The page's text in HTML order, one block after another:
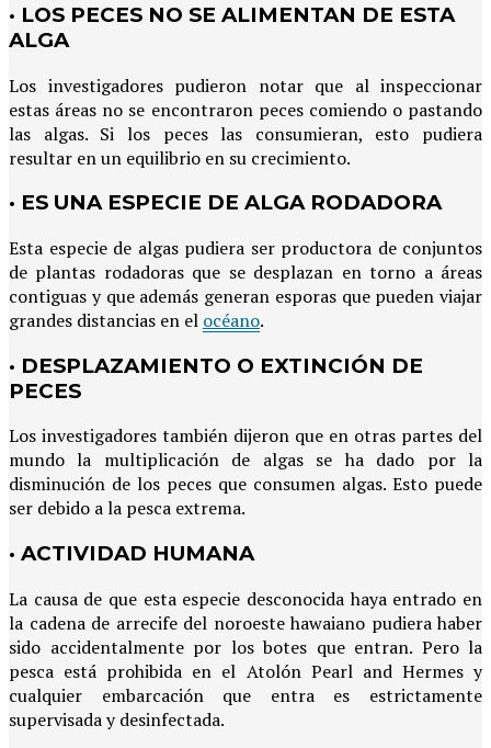
· LOS PECES NO SE ALIMENTAN DE ESTA
ALGA
Los investigadores pudieron notar que al inspeccionar
estas áreas no se encontraron peces comiendo o pastando
las algas. Si los peces las consumieran, esto pudiera
resultar en un equilibrio en su crecimiento.
· ES UNA ESPECIE DE ALGA RODADORA
Esta especie de algas pudiera ser productora de conjuntos
de plantas rodadoras que se desplazan en torno a áreas
contiguas y que además generan esporas que pueden viajar
grandes distancias en el océano.
· DESPLAZAMIENTO O EXTINCIÓN DE
PECES
Los investigadores también dijeron que en otras partes del
mundo la multiplicación de algas se ha dado por la
disminución de los peces que consumen algas. Esto puede
ser debido a la pesca extrema.
· ACTIVIDAD HUMANA
La causa de que esta especie desconocida haya entrado en
la cadena de arrecife del noroeste hawaiano pudiera haber
sido accidentalmente por los botes que entran. Pero la
pesca está prohibida en el Atolón Pearl and Hermes y
cualquier embarcación que entra es estrictamente
supervisada y desinfectada.